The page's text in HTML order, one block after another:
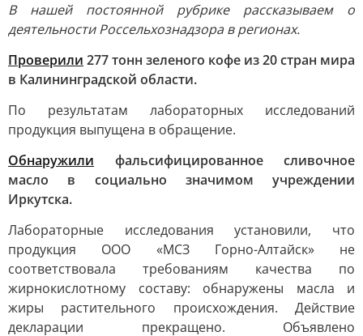
В нашей постоянной рубрике рассказываем о
деятельности Россельхознадзора в регионах.
Проверили 277 тонн зеленого кофе из 20 стран мира
в Калининградской области.
По результатам лабораторных исследований
продукция выпущена в обращение.
Обнаружили фальсифицированное сливочное
масло в социально значимом учреждении
Иркутска.
Лабораторные исследования установили, что
продукция ООО «МСЗ Горно-Алтайск» не
соответствовала требованиям качества по
жирнокислотному составу: обнаружены масла и
жиры растительного происхождения. Действие
декларации прекращено. Объявлено